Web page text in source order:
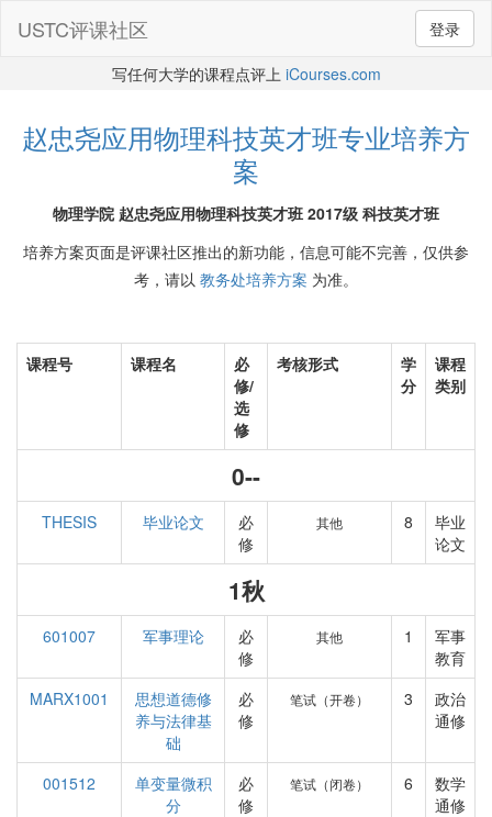
登录
USTC评课社区
写任何大学的课程点评上 iCourses.com
赵忠尧应用物理科技英才班专业培养方
案
物理学院 赵忠尧应用物理科技英才班 2017级 科技英才班
培养方案页面是评课社区推出的新功能，信息可能不完善，仅供参
考，请以 教务处培养方案 为准。
课程号 课程名
必
修/
选
修
考核形式
学
分
课程
类别
0--
THESIS 毕业论文
必
修
其他 8
毕业
论文
1秋
601007 军事理论
必
修
其他 1
军事
教育
MARX1001
思想道德修
养与法律基
础
必
修
笔试（开卷） 3
政治
通修
001512
单变量微积
分
必
修
笔试（闭卷） 6
数学
通修